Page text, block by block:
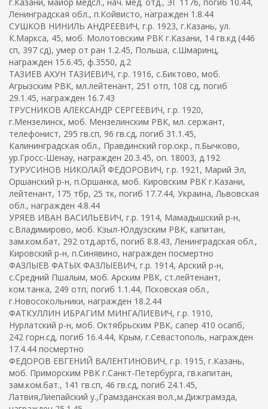
Ленинградская обл., п.Койвисто, награжден 1.8.44
СУШКОВ НИНИЛЬ АНДРЕЕВИЧ, г.р. 1923, г.Казань, ул.
К.Маркса, 45, моб. Молотовским РВК г.Казани, 14 гв.кд (446
сп, 397 сд), умер от ран 1.2.45, Польша, с.Шмаринц,
награжден 15.6.45, ф.3550, д.2
ТАЗИЕВ АХУН ТАЗИЕВИЧ, г.р. 1916, с.Биктово, моб.
Агрызским РВК, мл.лейтенант, 251 отп, 108 сд, погиб
29.1.45, награжден 16.7.43
ТРУСНИКОВ АЛЕКСАНДР СЕРГЕЕВИЧ, г.р. 1920,
г.Мензелинск, моб. Мензелинским РВК, мл. сержант,
телефонист, 295 гв.сп, 96 гв.сд, погиб 31.1.45,
Калининградская обл., Правдинский гор.окр., п.Бычково,
ур.Гросс-Шенау, награжден 20.3.45, оп. 18003, д.192
ТУРУСИНОВ НИКОЛАЙ ФЕДОРОВИЧ, г.р. 1921, Марий Эл,
Оршанский р-н, п.Оршанка, моб. Кировским РВК г.Казани,
лейтенант, 175 тбр, 25 тк, погиб 17.7.44, Украина, Львовская
обл., награжден 4.8.44
УРЯЕВ ИВАН ВАСИЛЬЕВИЧ, г.р. 1914, Мамадышский р-н,
с.Владимирово, моб. Кзыл-Юлдузским РВК, капитан,
зам.ком.бат, 292 отд.артб, погиб 8.8.43, Ленинградская обл.,
Кировский р-н, п.Синявино, награжден посмертно
ФАЗЛЫЕВ ФАТЫХ ФАЗЛЫЕВИЧ, г.р. 1914, Арский р-н,
с.Средний Пшалым, моб. Арским РВК, ст.лейтенант,
ком.танка, 249 отп, погиб 1.1.44, Псковская обл.,
г.Новосокольники, награжден 18.2.44
ФАТКУЛЛИН ИБРАГИМ МИНГАЛИЕВИЧ, г.р. 1910,
Нурлатский р-н, моб. Октябрьским РВК, сапер 410 осапб,
242 горн.сд, погиб 16.4.44, Крым, г.Севастополь, награжден
17.4.44 посмертно
ФЕДОРОВ ЕВГЕНИЙ ВАЛЕНТИНОВИЧ, г.р. 1915, г.Казань,
моб. Приморским РВК г.Санкт-Петербурга, гв.капитан,
зам.ком.бат., 141 гв.сп, 46 гв.сд, погиб 24.1.45,
Латвия,Лиепайский у.,Грамзданская вол.,м.Дижграмзда,